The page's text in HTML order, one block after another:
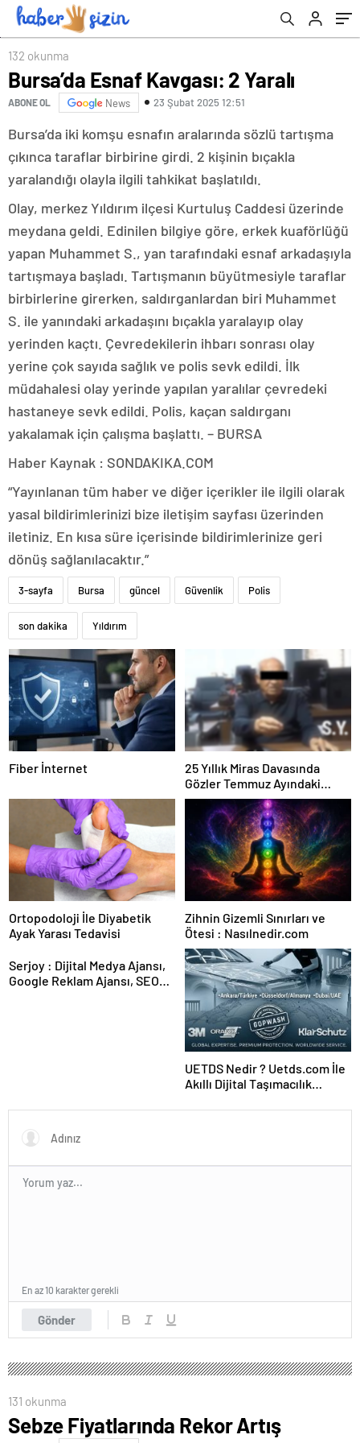
132 okunma
Bursa’da Esnaf Kavgası: 2 Yaralı
ABONE OL News 23 Şubat 2025 12:51
Bursa’da iki komşu esnafın aralarında sözlü tartışma
çıkınca taraflar birbirine girdi. 2 kişinin bıçakla
yaralandığı olayla ilgili tahkikat başlatıldı.
Olay, merkez Yıldırım ilçesi Kurtuluş Caddesi üzerinde
meydana geldi. Edinilen bilgiye göre, erkek kuaförlüğü
yapan Muhammet S., yan tarafındaki esnaf arkadaşıyla
tartışmaya başladı. Tartışmanın büyütmesiyle taraflar
birbirlerine girerken, saldırganlardan biri Muhammet
S. ile yanındaki arkadaşını bıçakla yaralayıp olay
yerinden kaçtı. Çevredekilerin ihbarı sonrası olay
yerine çok sayıda sağlık ve polis sevk edildi. İlk
müdahalesi olay yerinde yapılan yaralılar çevredeki
hastaneye sevk edildi. Polis, kaçan saldırganı
yakalamak için çalışma başlattı. – BURSA
Haber Kaynak : SONDAKIKA.COM
“Yayınlanan tüm haber ve diğer içerikler ile ilgili olarak
yasal bildirimlerinizi bize iletişim sayfası üzerinden
iletiniz. En kısa süre içerisinde bildirimlerinize geri
dönüş sağlanılacaktır.”
3-sayfa Bursa güncel Güvenlik Polis
son dakika Yıldırım
Fiber İnternet
25 Yıllık Miras Davasında
Gözler Temmuz Ayındaki
Karar Duruşmasına Çevrildi
Ortopodoloji İle Diyabetik
Ayak Yarası Tedavisi
Zihnin Gizemli Sınırları ve
Ötesi : Nasılnedir.com
Serjoy : Dijital Medya Ajansı,
Google Reklam Ajansı, SEO
UETDS Nedir ? Uetds.com İle
Akıllı Dijital Taşımacılık
Gönder
En az 10 karakter gerekli
131 okunma
Sebze Fiyatlarında Rekor Artış